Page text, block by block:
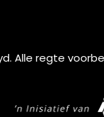
Alle regte